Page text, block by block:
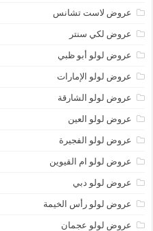
عروض لاست تشانس
عروض لكي سنتر
عروض لولو أبو ظبي
عروض لولو الإمارات
عروض لولو الشارقة
عروض لولو العين
عروض لولو الفجيرة
عروض لولو ام القيوين
عروض لولو دبي
عروض لولو رأس الخيمة
عروض لولو عجمان